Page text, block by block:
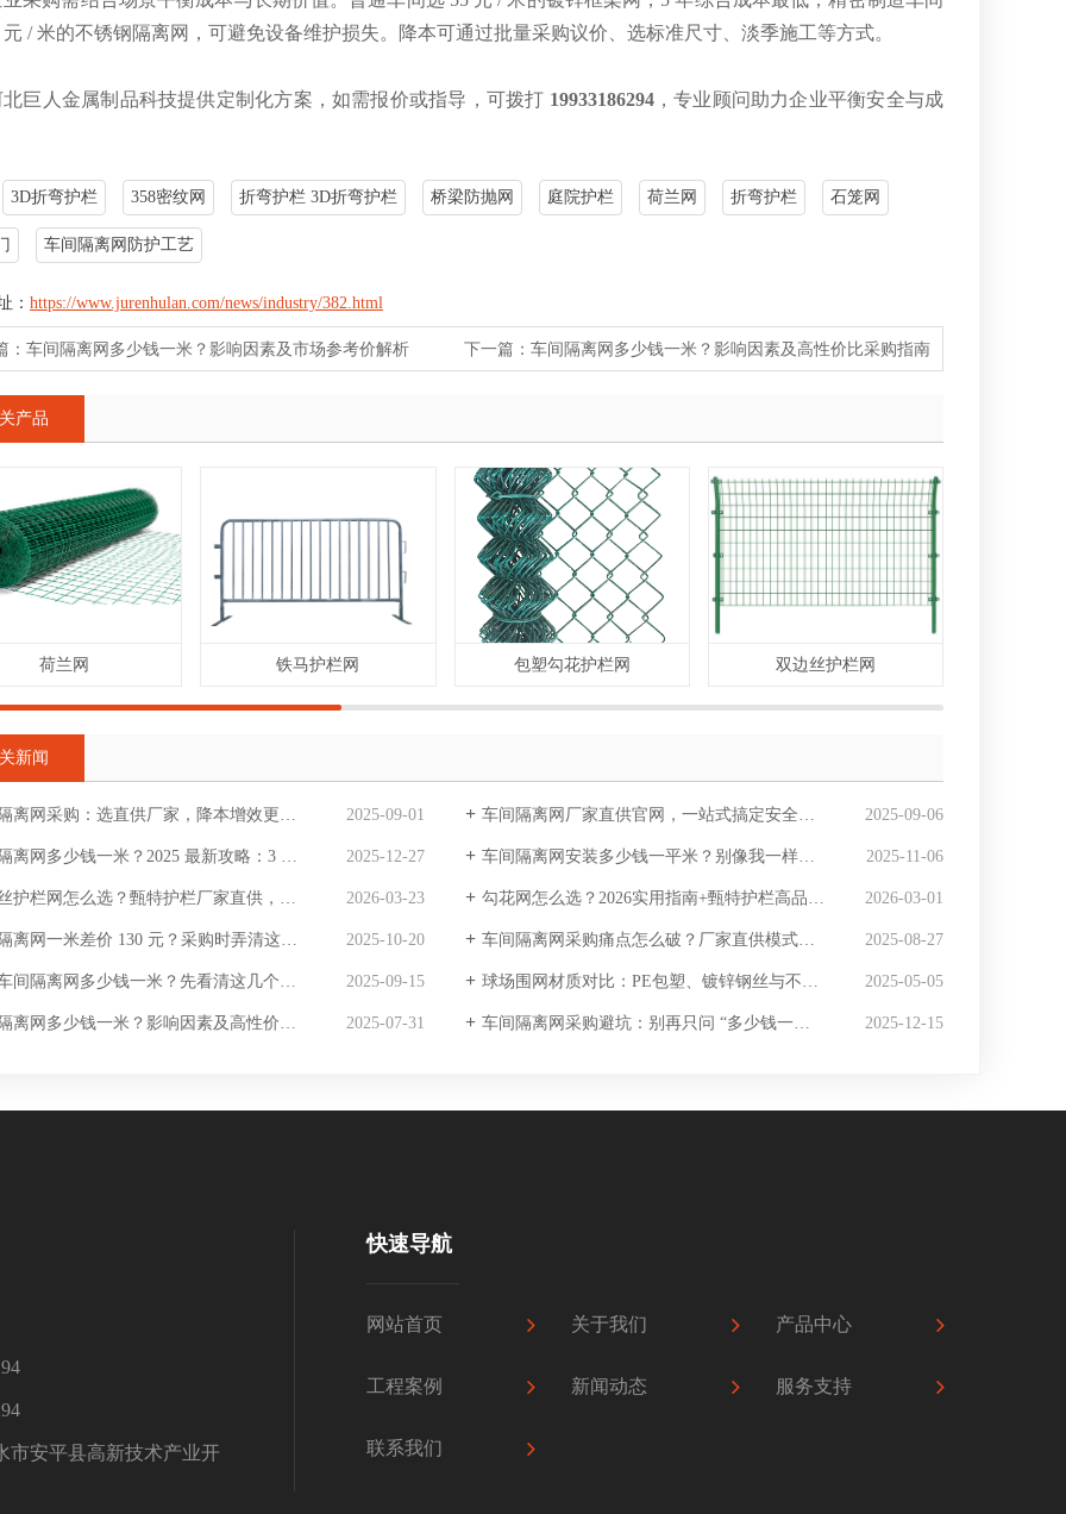
元 / 米的不锈钢隔离网，可避免设备维护损失。降本可通过批量采购议价、选标准尺寸、淡季施工等方式。
北巨人金属制品科技提供定制化方案，如需报价或指导，可拨打 19933186294，专业顾问助力企业平衡安全与成
3D折弯护栏 358密纹网 折弯护栏 3D折弯护栏 桥梁防抛网 庭院护栏 荷兰网 折弯护栏 石笼网
车间隔离网防护工艺
： https://www.jurenhulan.com/news/industry/382.html
： 车间隔离网多少钱一米？影响因素及市场参考价解析 下一篇： 车间隔离网多少钱一米？影响因素及高性价比采购指南
产品
荷兰网 铁马护栏网 包塑勾花护栏网 双边丝护栏网
新闻
离网采购：选直供厂家，降本增效更可靠 2025-09-01 车间隔离网厂家直供官网，一站式搞定安全与成本 2025-09-06
多少钱一米？2025 最新攻略：3 个关键因素 + 避坑技巧，买对不花冤枉钱 2025-12-27 车间隔离网安装多少钱一平米？别像我一样，花 3 万返工才懂这些坑！ 2025-11-06
栏网怎么选？甄特护栏厂家直供，耐用省心还省钱！ 2026-03-23 勾花网怎么选？2026实用指南+甄特护栏高品质勾花网，场景全覆盖 2026-03-01
网一米差价 130 元？采购时弄清这些，不花冤枉钱 2025-10-20 车间隔离网采购痛点怎么破？厂家直供模式：价透、定制活、交付快 2025-08-27
间隔离网多少钱一米？先看清这几个关键处 2025-09-15 球场围网材质对比：PE包塑、镀锌钢丝与不锈钢如何选？ 2025-05-05
网多少钱一米？影响因素及高性价比采购指南 2025-07-31 车间隔离网采购避坑：别再只问 “多少钱一米”！ 2025-12-15
安平县高新技术产业开
快速导航
网站首页 关于我们 产品中心
工程案例 新闻动态 服务支持
联系我们